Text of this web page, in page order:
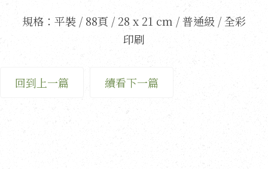
規格：平裝 / 88頁 / 28 x 21 cm / 普通級 / 全彩
印刷
回到上一篇 續看下一篇